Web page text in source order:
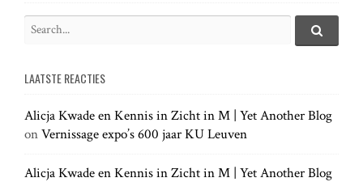
r
h
f
r
S
h
LAATSTE REACTIES
Alicja Kwade en Kennis in Zicht in M | Yet Another Blog
onVernissage expo’s 600 jaar KU Leuven
Alicja Kwade en Kennis in Zicht in M | Yet Another Blog